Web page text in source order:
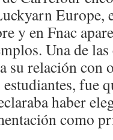
Europe,
y en Fnac
Una de las
su relación con
fue
haber
como